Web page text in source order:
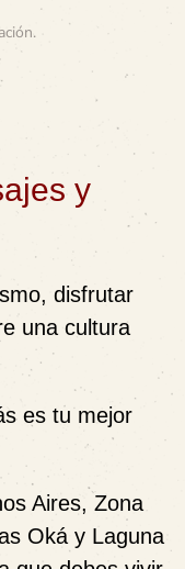
.
y
disfrutar
una cultura
es tu mejor
Aires, Zona
Oká y Laguna